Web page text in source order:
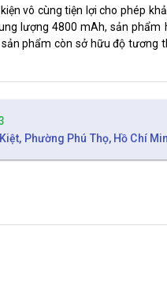
vô cùng tiện lợi cho phép
lượng 4800 mAh, sản phẩm
phẩm còn sở hữu độ tương
Phường Phú Thọ, Hồ Chí